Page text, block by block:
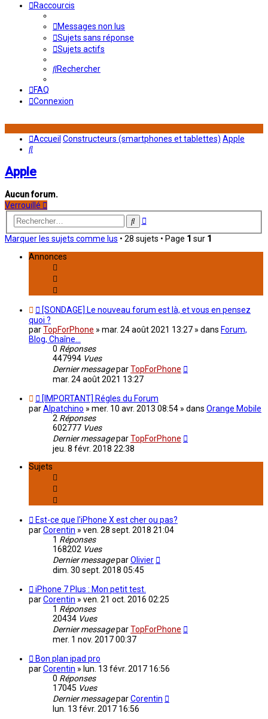
Raccourcis
Messages non lus
Sujets sans réponse
Sujets actifs
Rechercher
FAQ
Connexion
Accueil Constructeurs (smartphones et tablettes) Apple
Rechercher
Apple
Aucun forum.
Verrouillé
Rechercher
Recherche
Marquer les sujets comme lus • 28 sujets • Page 1 sur 1
Annonces
[SONDAGE] Le nouveau forum est là, et vous en pensez
quoi ?
parTopForPhone » mar. 24 août 2021 13:27 » dans Forum,
Blog, Chaîne...
0 Réponses
447994 Vues
Dernier messageparTopForPhone
mar. 24 août 2021 13:27
[IMPORTANT] Régles du Forum
parAlpatchino » mer. 10 avr. 2013 08:54 » dans Orange Mobile
2 Réponses
602777 Vues
Dernier messageparTopForPhone
jeu. 8 févr. 2018 22:38
Sujets
Est-ce que l'iPhone X est cher ou pas?
parCorentin » ven. 28 sept. 2018 21:04
1 Réponses
168202 Vues
Dernier messageparOlivier
dim. 30 sept. 2018 05:45
iPhone 7 Plus : Mon petit test.
parCorentin » ven. 21 oct. 2016 02:25
1 Réponses
20434 Vues
Dernier messageparTopForPhone
mer. 1 nov. 2017 00:37
Bon plan ipad pro
parCorentin » lun. 13 févr. 2017 16:56
0 Réponses
17045 Vues
Dernier messageparCorentin
lun. 13 févr. 2017 16:56